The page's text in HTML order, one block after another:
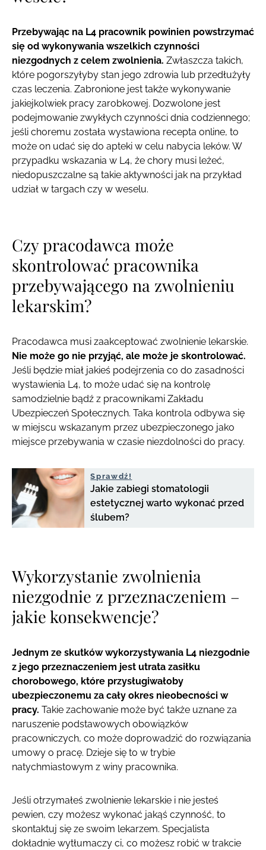
Przebywając na L4 pracownik powinien powstrzymać
się od wykonywania wszelkich czynności
niezgodnych z celem zwolnienia. Zwłaszcza takich,
które pogorszyłyby stan jego zdrowia lub przedłużyły
czas leczenia. Zabronione jest także wykonywanie
jakiejkolwiek pracy zarobkowej. Dozwolone jest
podejmowanie zwykłych czynności dnia codziennego;
jeśli choremu została wystawiona recepta online, to
może on udać się do apteki w celu nabycia leków. W
przypadku wskazania w L4, że chory musi leżeć,
niedopuszczalne są takie aktywności jak na przykład
udział w targach czy w weselu.
Czy pracodawca może
skontrolować pracownika
przebywającego na zwolnieniu
lekarskim?
Pracodawca musi zaakceptować zwolnienie lekarskie.
Nie może go nie przyjąć, ale może je skontrolować.
Jeśli będzie miał jakieś podejrzenia co do zasadności
wystawienia L4, to może udać się na kontrolę
samodzielnie bądź z pracownikami Zakładu
Ubezpieczeń Społecznych. Taka kontrola odbywa się
w miejscu wskazanym przez ubezpieczonego jako
miejsce przebywania w czasie niezdolności do pracy.
Sprawdź!
Jakie zabiegi stomatologii
estetycznej warto wykonać przed
ślubem?
Wykorzystanie zwolnienia
niezgodnie z przeznaczeniem –
jakie konsekwencje?
Jednym ze skutków wykorzystywania L4 niezgodnie
z jego przeznaczeniem jest utrata zasiłku
chorobowego, które przysługiwałoby
ubezpieczonemu za cały okres nieobecności w
pracy. Takie zachowanie może być także uznane za
naruszenie podstawowych obowiązków
pracowniczych, co może doprowadzić do rozwiązania
umowy o pracę. Dzieje się to w trybie
natychmiastowym z winy pracownika.
Jeśli otrzymałeś zwolnienie lekarskie i nie jesteś
pewien, czy możesz wykonać jakąś czynność, to
skontaktuj się ze swoim lekarzem. Specjalista
dokładnie wytłumaczy ci, co możesz robić w trakcie